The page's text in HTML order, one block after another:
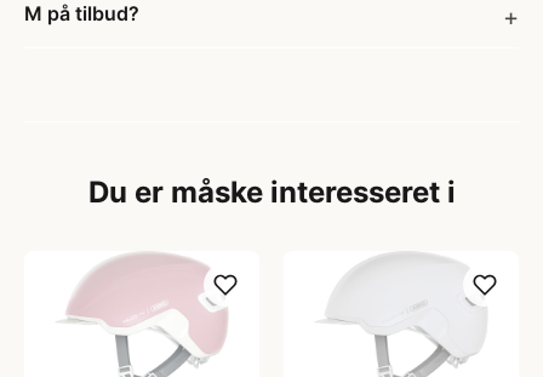
M på tilbud?
Du er måske interesseret i